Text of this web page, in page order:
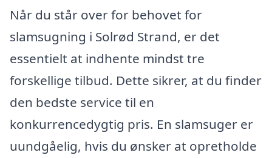
Når du står over for behovet for
slamsugning i Solrød Strand, er det
essentielt at indhente mindst tre
forskellige tilbud. Dette sikrer, at du finder
den bedste service til en
konkurrencedygtig pris. En slamsuger er
uundgåelig, hvis du ønsker at opretholde